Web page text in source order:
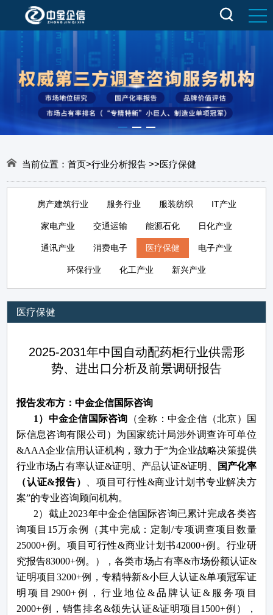
当前位置：首页>行业分析报告>>医疗保健
房产建筑行业 服务行业 服装纺织 IT产业
家电产业 交通运输 能源石化 日化产业
通讯产业 消费电子 医疗保健 电子产业
环保行业 化工产业 新兴产业
医疗保健
2025-2031年中国自动配药柜行业供需形
势、进出口分析及前景调研报告
报告发布方：中金企信国际咨询
1）中金企信国际咨询 （全称：中金企信（北京）国
际信息咨询有限公司）为国家统计局涉外调查许可单位
&AAA企业信用认证机构，致力于“为企业战略决策提供
行业市场占有率认证&证明、产品认证&证明、
国产化率
（认证&报告） 项目可行性&商业计划书专业解决方
案”的专业咨询顾问机构。
2）截止2023年中金企信国际咨询已累计完成各类咨
询项目15万余例（其中完成： 定制/专项调查项目数量
25000+例。项目可行性&商业计划书42000+例。行业研
究报告83000+例。），各类市场占有率&市场份额认证&
证明项目3200+例，专精特新&小巨人认证&单项冠军证
明项目2900+例，行业地位&品牌认证&服务项目
2000+例，销售排名&领先认证&证明项目1500+例），